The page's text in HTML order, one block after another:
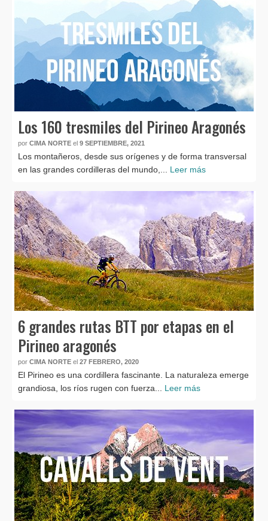
Los 160 tresmiles del Pirineo Aragonés
por CIMA NORTE el 9 SEPTIEMBRE, 2021
Los montañeros, desde sus orígenes y de forma transversal
en las grandes cordilleras del mundo,... Leer más
6 grandes rutas BTT por etapas en el
Pirineo aragonés
por CIMA NORTE el 27 FEBRERO, 2020
El Pirineo es una cordillera fascinante. La naturaleza emerge
grandiosa, los ríos rugen con fuerza... Leer más